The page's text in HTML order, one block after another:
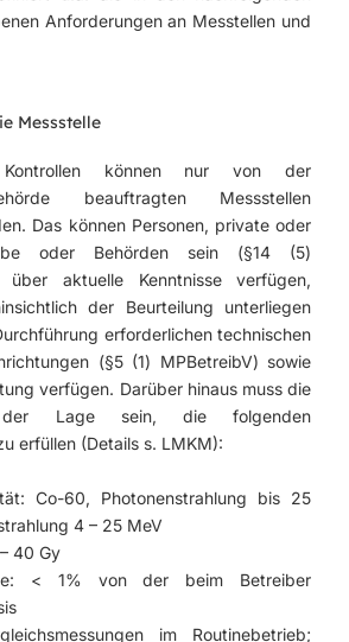
Anforderungen an Messtellen und
Messstelle
Kontrollen können nur von der
beauftragten Messstellen
Das können Personen, private oder
oder Behörden sein (§14 (5)
über aktuelle Kenntnisse verfügen,
der Beurteilung unterliegen
erforderlichen technischen
(§5 (1) MPBetreibV) sowie
verfügen. Darüber hinaus muss die
Lage sein, die folgenden
erfüllen (Details s. LMKM):
Co-60, Photonenstrahlung bis 25
4 – 25 MeV
40 Gy
< 1% von der beim Betreiber
im Routinebetrieb;